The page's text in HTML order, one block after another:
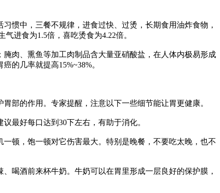
中，三餐不规律，进食过快、过烫，长期食用油炸食物，
进食为1.5倍，喜吃烫食为4.22倍。
肉、熏鱼等加工肉制品含大量亚硝酸盐，在人体内极易形成
的几率就提高15%~38%。
的作用。专家提醒，注意以下一些细节能让胃更健康。
好每口达到30下左右，有助于消化。
顿，饱一顿对它伤害最大。特别是晚餐，不要吃太晚，也不
酒前来杯牛奶。牛奶可以在胃里形成一层良好的保护膜，